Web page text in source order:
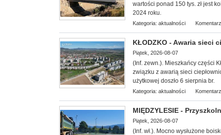
wartości ponad 150 tys. zł jest
2024 roku.
Kategoria: aktualności
KŁODZKO - Awaria sieci
Piątek, 2026-08-07
(Inf. zewn.). Mieszkańcy części
związku z awarią sieci
użytkowej doszło 6 sierpnia br.
Kategoria: aktualności
MIĘDZYLESIE -
Piątek, 2026-08-07
(Inf. wł.). Mocno wysłużone